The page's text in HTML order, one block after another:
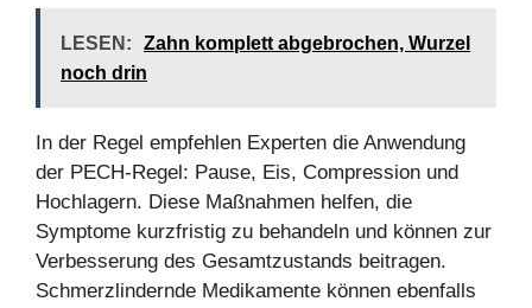
LESEN:
Zahn komplett abgebrochen, Wurzel
noch drin
In der Regel empfehlen Experten die Anwendung
der PECH-Regel: Pause, Eis, Compression und
Hochlagern. Diese Maßnahmen helfen, die
Symptome kurzfristig zu behandeln und können zur
Verbesserung des Gesamtzustands beitragen.
Schmerzlindernde Medikamente können ebenfalls